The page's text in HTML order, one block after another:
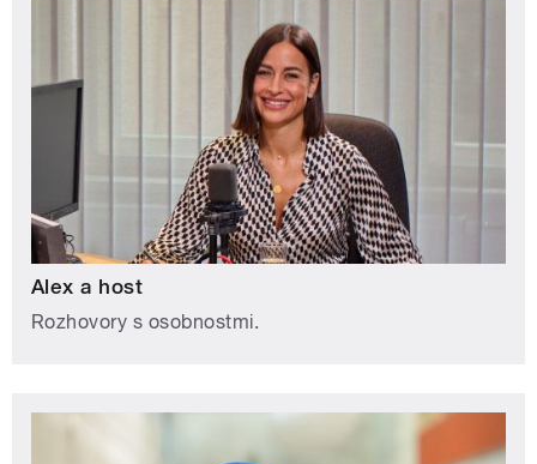
Alex a host
Rozhovory s osobnostmi.